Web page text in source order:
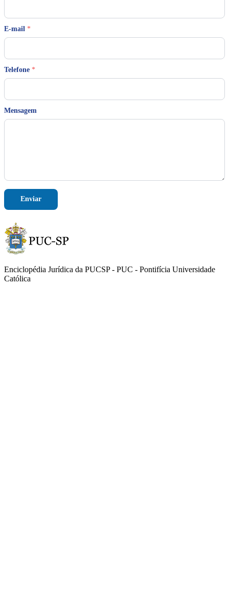
E-mail *
Telefone *
*
e
o
e
Mensagem
Enviar
Enciclopédia Jurídica da PUCSP - PUC - Pontifícia Universidade
Católica